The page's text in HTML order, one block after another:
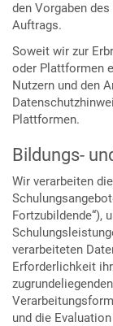
den Vorgaben
Auftrags.
Soweit wir zur
oder Plattformen
Nutzern und den
Plattformen.
Bildungs-
Wir verarbeiten
Fortzubildende“),
verarbeiteten
Erforderlichkeit
und die